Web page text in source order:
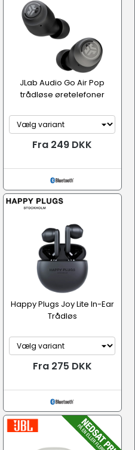
JLab Audio Go Air Pop
trådløse øretelefoner
Fra 249 DKK
Happy Plugs Joy Lite In-Ear
Trådløs
Fra 275 DKK